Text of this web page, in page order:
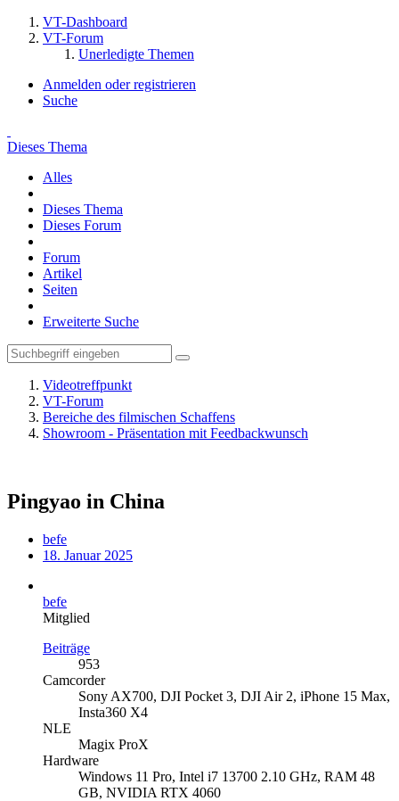
VT-Dashboard
VT-Forum
Unerledigte Themen
Anmelden oder registrieren
Suche
Dieses Thema
Alles
Dieses Thema
Dieses Forum
Forum
Artikel
Seiten
Erweiterte Suche
Videotreffpunkt
VT-Forum
Bereiche des filmischen Schaffens
Showroom - Präsentation mit Feedbackwunsch
Pingyao in China
befe
18. Januar 2025
befe
Mitglied
Beiträge
953
Camcorder
Sony AX700, DJI Pocket 3, DJI Air 2, iPhone 15 Max,
Insta360 X4
NLE
Magix ProX
Hardware
Windows 11 Pro, Intel i7 13700 2.10 GHz, RAM 48
GB, NVIDIA RTX 4060